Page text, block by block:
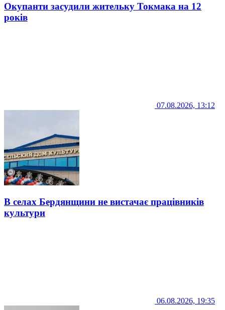
Окупанти засудили жительку Токмака на 12
років
07.08.2026, 13:12
В селах Бердянщини не вистачає працівників
культури
06.08.2026, 19:35